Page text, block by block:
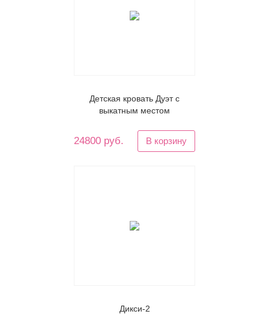
Детская кровать Дуэт с
выкатным местом
24800 руб. В корзину
Дикси-2